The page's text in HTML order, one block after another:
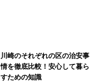
川崎のそれぞれの区の治安事
情を徹底比較！安心して暮ら
すための知識